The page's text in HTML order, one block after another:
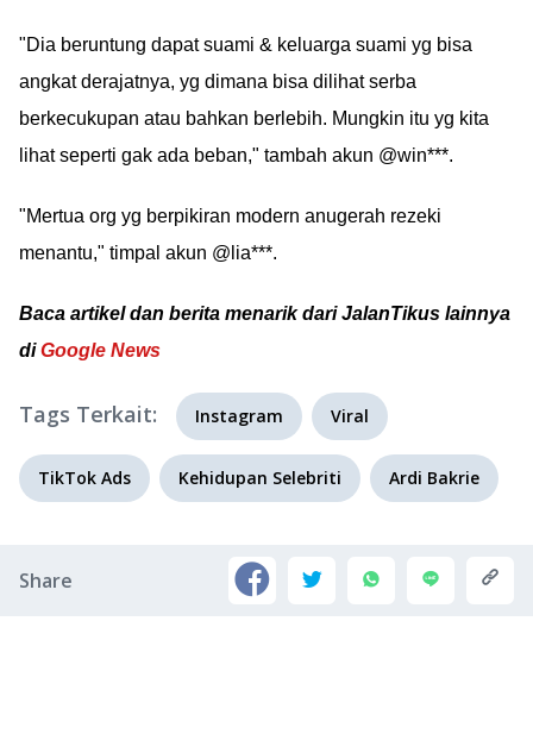
"Dia beruntung dapat suami & keluarga suami yg bisa
angkat derajatnya, yg dimana bisa dilihat serba
berkecukupan atau bahkan berlebih. Mungkin itu yg kita
lihat seperti gak ada beban," tambah akun @win***.
"Mertua org yg berpikiran modern anugerah rezeki
menantu," timpal akun @lia***.
Baca artikel dan berita menarik dari JalanTikus lainnya
diGoogle News
Tags Terkait: Instagram Viral
TikTok Ads Kehidupan Selebriti Ardi Bakrie
Share